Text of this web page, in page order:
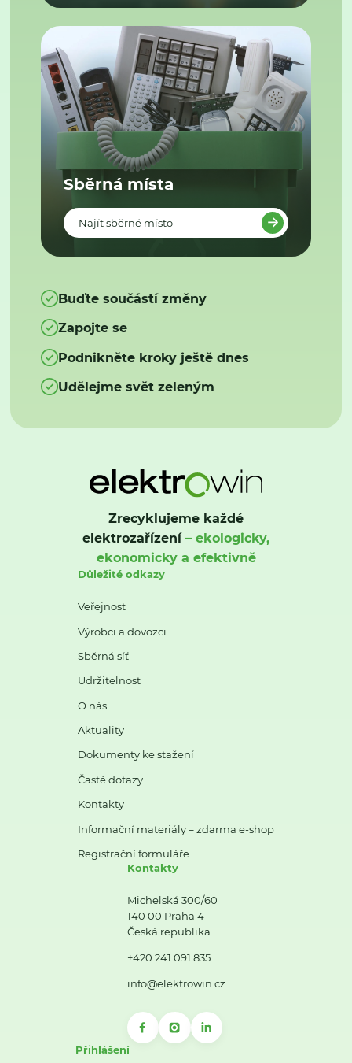
Sběrná místa
Najít sběrné místo
Buďte součástí změny
Zapojte se
Podnikněte kroky ještě dnes
Udělejme svět zeleným
Zrecyklujeme každé
elektrozařízení– ekologicky,
ekonomicky a efektivně
Důležité odkazy
Veřejnost
Výrobci a dovozci
Sběrná síť
Udržitelnost
O nás
Aktuality
Dokumenty ke stažení
Časté dotazy
Kontakty
Informační materiály – zdarma e-shop
Registrační formuláře
Kontakty
Michelská 300/60
140 00 Praha 4
Česká republika
+420 241 091 835
info@elektrowin.cz
Přihlášení